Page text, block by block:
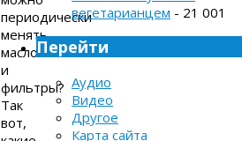
периодически
менять
масло
и
фильтры?
Так
вот,
вегетарианцем - 21 001
Перейти
Аудио
Видео
Другое
Карта сайта